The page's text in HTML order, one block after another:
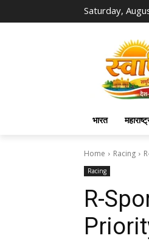
Saturday,
भारत
Home Racing
Racing
R-